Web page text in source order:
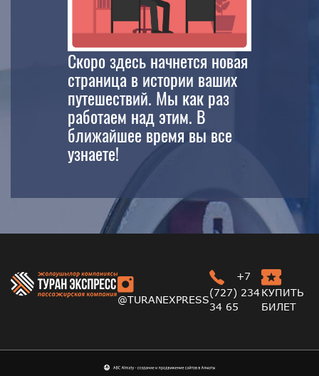
Скоро здесь начнется новая
страница в истории ваших
путешествий. Мы как раз
работаем над этим. В
ближайшее время вы все
узнаете!
@TURANEXPRESS
+7
(727) 234
34 65
КУПИТЬ
БИЛЕТ